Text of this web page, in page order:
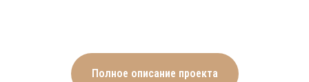
корпоративные цвета – светло-
серый и неоново-бирюзовый,
Полное описание проекта